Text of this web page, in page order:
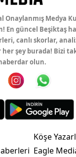
Onaylanmış Medya
En güncel Beşiktaş
canlı skorlar,
şey burada! Bizi
olun.
Köşe
Eagle